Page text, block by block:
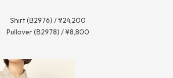
Shirt (B2976) / ¥24,200
Pullover (B2978) / ¥8,800